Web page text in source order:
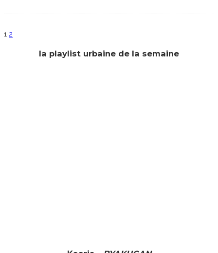
1 2
la playlist urbaine de la semaine